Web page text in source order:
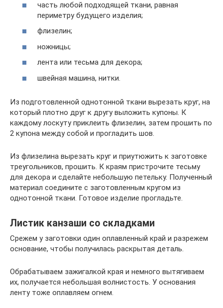
часть любой подходящей ткани, равная
периметру будущего изделия;
флизелин;
ножницы;
лента или тесьма для декора;
швейная машина, нитки.
Из подготовленной однотонной ткани вырезать круг, на
который плотно друг к другу выложить купоны. К
каждому лоскуту приклеить флизелин, затем прошить по
2 купона между собой и прогладить шов.
Из флизелина вырезать круг и приутюжить к заготовке
треугольников, прошить. К краям пристрочите тесьму
для декора и сделайте небольшую петельку. Полученный
материал соедините с заготовленным кругом из
однотонной ткани. Готовое изделие прогладьте.
Листик канзаши со складками
Срежем у заготовки один оплавленный край и разрежем
основание, чтобы получилась раскрытая деталь.
Обрабатываем зажигалкой края и немного вытягиваем
их, получается небольшая волнистость. У основания
ленту тоже оплавляем огнем.